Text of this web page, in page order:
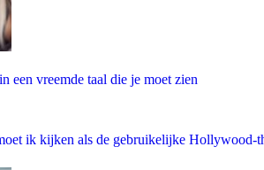
een vreemde taal die je moet zien
ik kijken als de gebruikelijke Hollywood-